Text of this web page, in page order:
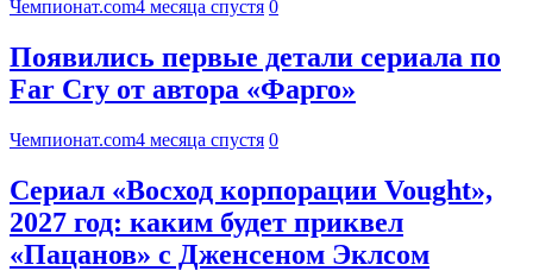
Чемпионат.com4 месяца спустя 0
Появились первые детали cериала по
Far Cry от автора «Фарго»
Чемпионат.com4 месяца спустя 0
Сериал «Восход корпорации Vought»,
2027 год: каким будет приквел
«Пацанов» с Дженсеном Эклсом